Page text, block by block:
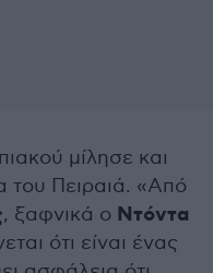
μίλησε και
του Πειραιά. «Από
, ξαφνικά ο Ντόντα
ότι είναι ένας